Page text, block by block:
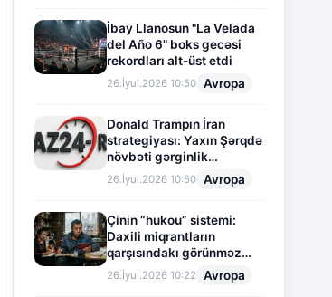
İbay Llanosun "La Velada
del Año 6" boks gecəsi
rekordları alt-üst etdi
26.İyul.2026 10:50 Avropa
Donald Trampın İran
strategiyası: Yaxın Şərqdə
növbəti gərginlik
mərhələsi
26.İyul.2026 10:50 Avropa
Çinin “hukou” sistemi:
Daxili miqrantların
qarşısındakı görünməz
sədd
26.İyul.2026 10:22 Avropa